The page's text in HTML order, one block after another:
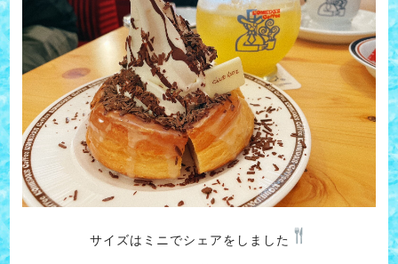
サイズはミニでシェアをしました